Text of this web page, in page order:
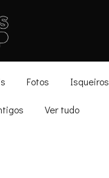
Fotos Isqueiros
Ver tudo